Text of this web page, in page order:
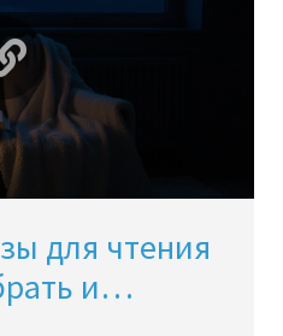
для чтения
и